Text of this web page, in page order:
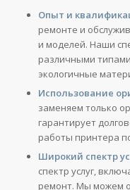
Опыт и
ремонте и
и моделей. Наши
различными
экологичные
Использование
заменяем только
гарантирует
работы принтера
Широкий спектр
спектр услуг,
ремонт. Мы можем